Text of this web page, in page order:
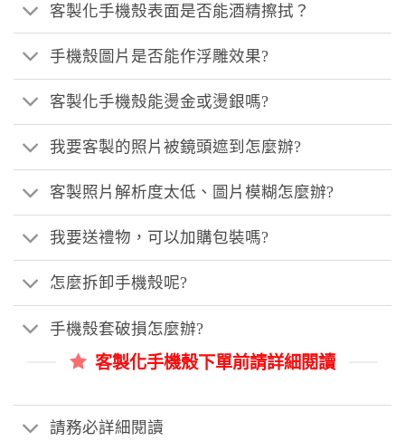
客製化手機殼表面是否能酒精擦拭？
手機殼圖片是否能作浮雕效果?
客製化手機殼能燙金或燙銀嗎?
我要客製的照片被鏡頭遮到怎麼辦?
客製照片解析度太低、圖片模糊怎麼辦?
我要送禮物，可以加購包裝嗎?
怎麼拆卸手機殼呢?
手機殼套破損怎麼辦?
客製化手機殼下單前請詳細閱讀
請務必詳細閱讀